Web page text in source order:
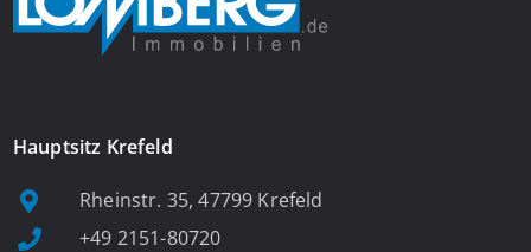
Hauptsitz Krefeld
Rheinstr. 35, 47799 Krefeld
+49 2151-80720